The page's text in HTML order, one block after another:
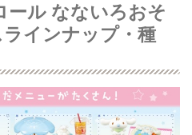
ール なないろおそ
インナップ・種